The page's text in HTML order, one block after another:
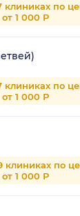
клиниках по
от 1 000 Р
клиниках по
от 1 000 Р
клиниках по
от 1 000 Р